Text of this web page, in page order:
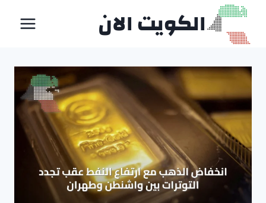
التجاوز
المحتوى
الكويت الان